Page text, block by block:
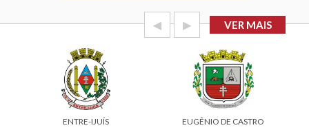
◀ ▶ VER MAIS
EUGÊNIO DE CASTRO GARRUCHOS